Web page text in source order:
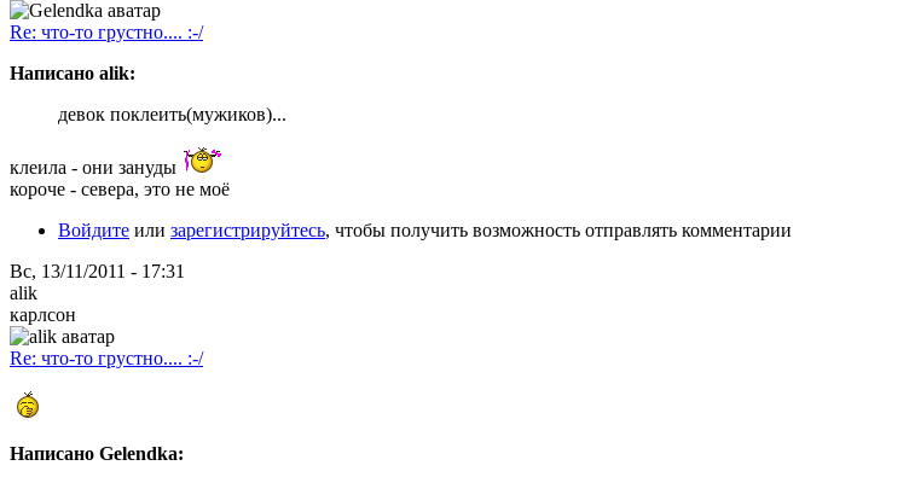
Re: что-то грустно.... :-/
Написано alik:
девок поклеить(мужиков)...
клеила - они зануды
короче - севера, это не моё
Войдите или зарегистрируйтесь, чтобы получить возможность отправлять комментарии
Вс, 13/11/2011 - 17:31
alik
карлсон
Re: что-то грустно.... :-/
Написано Gelendka: